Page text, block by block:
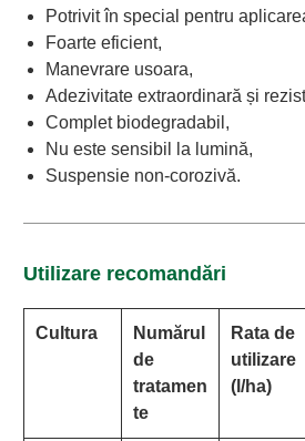
Potrivit în special pentru
Foarte eficient,
Manevrare usoara,
Adezivitate extraordinară și
Complet biodegradabil,
Nu este sensibil la lumină,
Suspensie non-corozivă.
Utilizare recomandări
Cultura
Numărul
de
tratamen
te
Rata de
utilizare
(l/ha)